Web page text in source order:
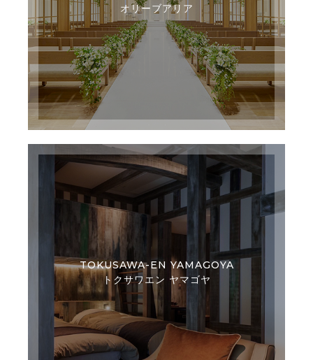
オリーブアリア
TOKUSAWA-EN YAMAGOYA
トクサワエン ヤマゴヤ